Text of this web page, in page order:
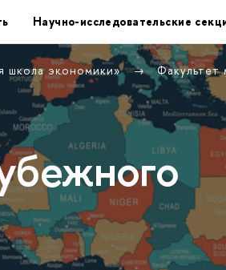
Научно-исследовательские
школа экономики»